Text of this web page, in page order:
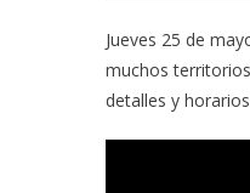
Jueves 25 de
muchos
detalles y